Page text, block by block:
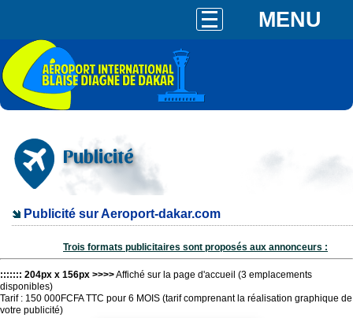
MENU
Publicité
Publicité sur Aeroport-dakar.com
Trois formats publicitaires sont proposés aux annonceurs :
::::::: 204px x 156px >>>>Affiché sur la page d'accueil (3 emplacements
disponibles)
Tarif : 150 000FCFA TTC pour 6 MOIS (tarif comprenant la réalisation graphique de
votre publicité)